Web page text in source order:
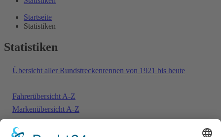
Startseite
Statistiken
Statistiken
Übersicht aller Rundstreckenrennen von 1921 bis heute
Fahrerübersicht A-Z
Markenübersicht A-Z
Motorenübersicht A-Z